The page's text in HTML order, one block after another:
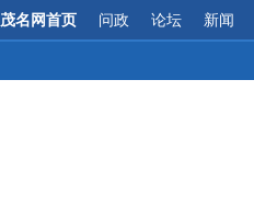
茂名网首页 问政 论坛 新闻